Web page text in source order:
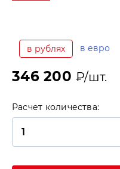
в рублях в евро
346 200₽/шт.
Расчет количества: